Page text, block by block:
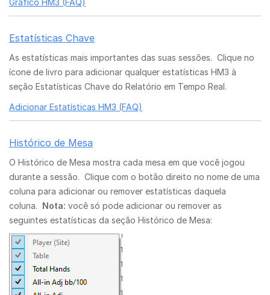
Gráfico HM3 (FAQ)
Estatísticas Chave
As estatísticas mais importantes das suas sessões. Clique no
ícone de livro para adicionar qualquer estatísticas HM3 à
seção Estatísticas Chave do Relatório em Tempo Real.
Adicionar Estatísticas HM3 (FAQ)
Histórico de Mesa
O Histórico de Mesa mostra cada mesa em que você jogou
durante a sessão. Clique com o botão direito no nome de uma
coluna para adicionar ou remover estatísticas daquela
coluna. Nota: você só pode adicionar ou remover as
seguintes estatísticas da seção Histórico de Mesa: